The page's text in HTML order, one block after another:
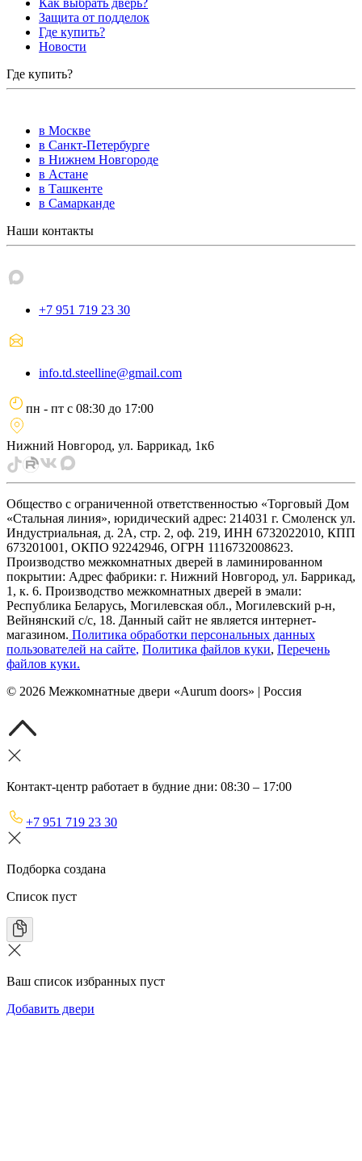
Как выбрать дверь?
Защита от подделок
Где купить?
Новости
Где купить?
в Москве
в Санкт-Петербурге
в Нижнем Новгороде
в Астане
в Ташкенте
в Самарканде
Наши контакты
+7 951 719 23 30
info.td.steelline@gmail.com
пн - пт с 08:30 до 17:00
Нижний Новгород, ул. Баррикад, 1к6
Общество с ограниченной ответственностью «Торговый Дом
«Стальная линия», юридический адрес: 214031 г. Смоленск ул.
Индустриальная, д. 2А, стр. 2, оф. 219, ИНН 6732022010, КПП
673201001, ОКПО 92242946, ОГРН 1116732008623.
Производство межкомнатных дверей в ламинированном
покрытии: Адрес фабрики: г. Нижний Новгород, ул. Баррикад,
1, к. 6. Производство межкомнатных дверей в эмали:
Республика Беларусь, Могилевская обл., Могилевский р-н,
Вейнянский с/с, 18. Данный сайт не является интернет-
магазином. Политика обработки персональных данных
пользователей на сайте, Политика файлов куки, Перечень
файлов куки.
© 2026 Межкомнатные двери «Aurum doors» | Россия
Контакт-центр работает в будние дни: 08:30 – 17:00
+7 951 719 23 30
Подборка создана
Список пуст
Ваш список избранных пуст
Добавить двери